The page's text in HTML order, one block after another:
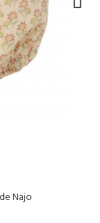
Najo